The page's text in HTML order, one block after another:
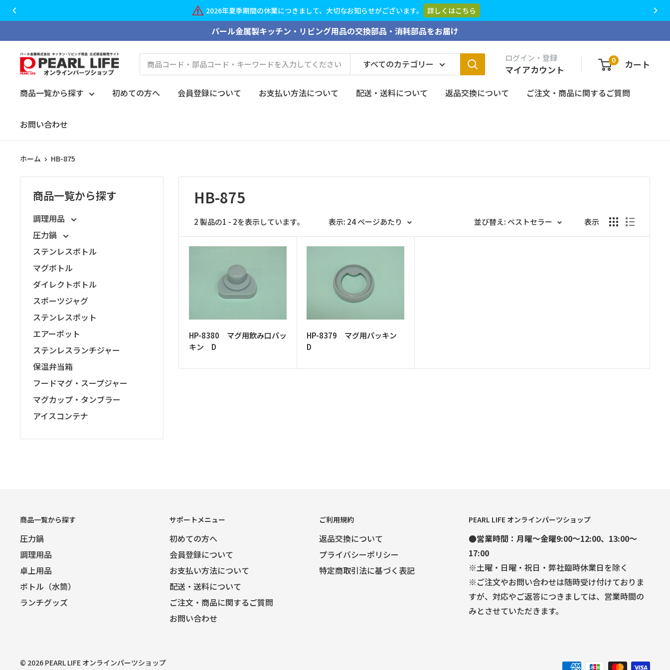
2026年夏季期間の休業につきまして、大切なお知らせがございます。
ン
ッ
パール金属製キッチン・リビング用品の交換部品・消耗部品をお届け
PEARL
LIFE
オ
イ
パ
ー
すべてのカテゴリー ログイン・登録
マイアカウント
0 カート
商品一覧から探す 初めての方へ 会員登録について お支払い方法について 配送・送料について 返品交換について ご注文・商品に関するご質問
お問い合わせ
ホーム HB-875
商品一覧から探す
調理用品
圧力鍋
ステンレスボトル
マグボトル
ダイレクトボトル
スポーツジャグ
ステンレスポット
エアーポット
ステンレスランチジャー
保温弁当箱
フードマグ・スープジャー
マグカップ・タンブラー
アイスコンテナ
HB-875
2 製品の1 - 2を表示しています。 表示: 24 ページあたり 並び替え: ベストセラー 表示
HP-8380 マグ用飲み口パッ
キン D
HP-8379 マグ用パッキン
D
商品一覧から探す
圧力鍋
調理用品
卓上用品
ボトル（水筒）
ランチグッズ
サポートメニュー
初めての方へ
会員登録について
お支払い方法について
配送・送料について
ご注文・商品に関するご質問
お問い合わせ
ご利用規約
返品交換について
プライバシーポリシー
特定商取引法に基づく表記
PEARL LIFE オンラインパーツショップ
●営業時間：月曜～金曜9:00～12:00、13:00～
17:00
※土曜・日曜・祝日・弊社臨時休業日を除く
※ご注文やお問い合わせは随時受け付けておりま
すが、対応やご返答につきましては、営業時間の
みとさせていただきます。
© 2026 PEARL LIFE オンラインパーツショップ